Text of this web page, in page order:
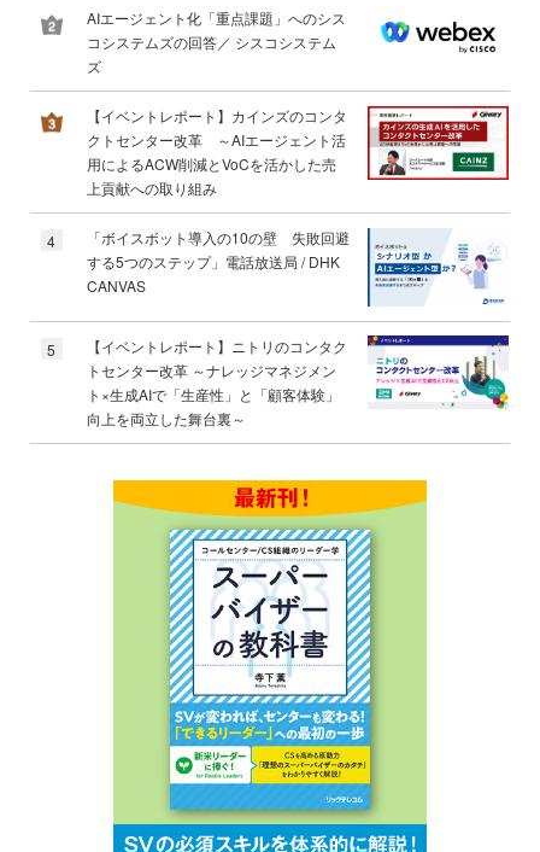
AIエージェント化「重点課題」へのシス
コシステムズの回答／ シスコシステム
ズ
【イベントレポート】カインズのコンタ
クトセンター改革 ～AIエージェント活
用によるACW削減とVoCを活かした売
上貢献への取り組み
4
「ボイスボット導入の10の壁 失敗回避
する5つのステップ」電話放送局 / DHK
CANVAS
5
【イベントレポート】ニトリのコンタク
トセンター改革 ～ナレッジマネジメン
ト×生成AIで「生産性」と「顧客体験」
向上を両立した舞台裏～